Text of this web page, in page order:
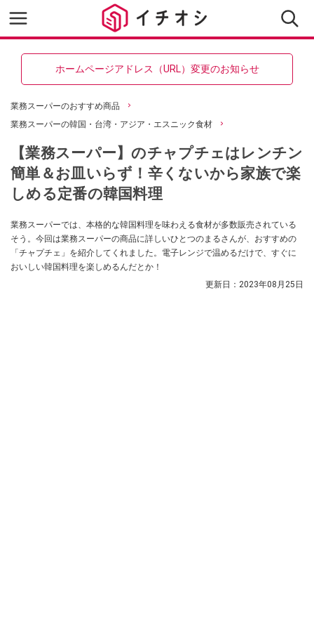
ホームページアドレス（URL）変更のお知らせ
業務スーパーのおすすめ商品
業務スーパーの韓国・台湾・アジア・エスニック食材
【業務スーパー】のチャプチェはレンチン
簡単＆お皿いらず！辛くないから家族で楽
しめる定番の韓国料理
業務スーパーでは、本格的な韓国料理を味わえる食材が多数販売されている
そう。今回は業務スーパーの商品に詳しいひとつのまるさんが、おすすめの
「チャプチェ」を紹介してくれました。電子レンジで温めるだけで、すぐに
おいしい韓国料理を楽しめるんだとか！
更新日： 2023年08月25日